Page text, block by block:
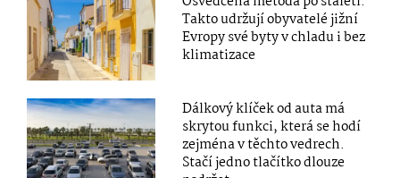
Takto udržují obyvatelé jižní
Evropy své byty v chladu i bez
klimatizace
Dálkový klíček od auta má
skrytou funkci, která se hodí
zejména v těchto vedrech.
Stačí jedno tlačítko dlouze